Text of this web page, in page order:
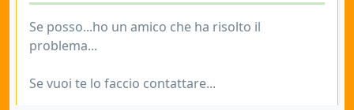
Se posso...ho un amico che ha risolto il
problema...
Se vuoi te lo faccio contattare...